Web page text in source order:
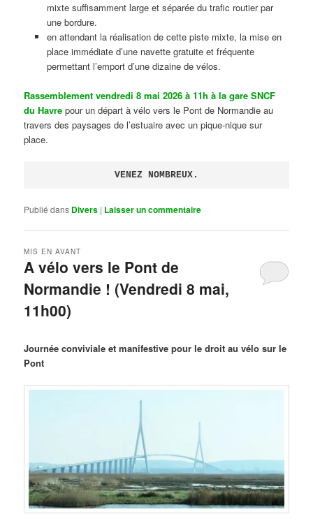
mixte suffisamment large et séparée du trafic routier par
une bordure.
en attendant la réalisation de cette piste mixte, la mise en
place immédiate d’une navette gratuite et fréquente
permettant l’emport d’une dizaine de vélos.
Rassemblement vendredi 8 mai 2026 à 11h à la gare SNCF
du Havre pour un départ à vélo vers le Pont de Normandie au
travers des paysages de l’estuaire avec un pique-nique sur
place.
VENEZ NOMBREUX.
Publié dans Divers | Laisser un commentaire
A vélo vers le Pont de
Normandie ! (Vendredi 8 mai,
11h00)
MIS EN AVANT
Journée conviviale et manifestive pour le droit au vélo sur le
Pont